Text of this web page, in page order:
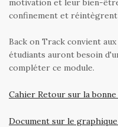
confinement et
Back on Track convient aux
étudiants auront besoin
compléter ce module.
Cahier Retour sur la bonne
Document sur le